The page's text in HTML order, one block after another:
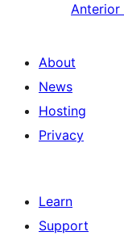
Anterior
About
News
Hosting
Privacy
Learn
Support